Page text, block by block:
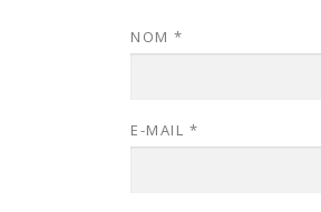
NOM *
E-MAIL *